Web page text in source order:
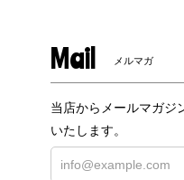
Mail メルマガ
当店からメールマガジ
いたします。